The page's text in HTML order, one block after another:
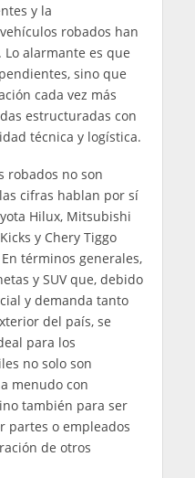
y la
robados han
alarmante es que
sino que
cada vez más
estructuradas con
técnica y logística.
robados no son
cifras hablan por sí
Hilux, Mitsubishi
y Chery Tiggo
términos generales,
y SUV que, debido
y demanda tanto
del país, se
para los
no solo son
menudo con
también para ser
partes o empleados
de otros